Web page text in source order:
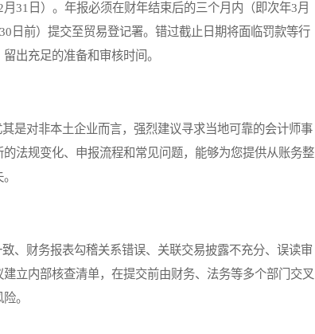
日）。年报必须在财年结束后的三个月内（即次年3月
日前）提交至贸易登记署。错过截止日期将面临罚款等行
出充足的准备和审核时间。
对非本土企业而言，强烈建议寻求当地可靠的会计师事
法规变化、申报流程和常见问题，能够为您提供从账务整
财务报表勾稽关系错误、关联交易披露不充分、误读审
立内部核查清单，在提交前由财务、法务等多个部门交叉
。